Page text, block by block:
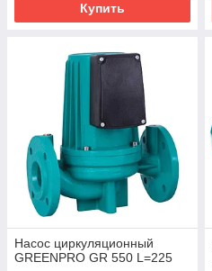
Купить
Насос циркуляционный
GREENPRO GR 550 L=225